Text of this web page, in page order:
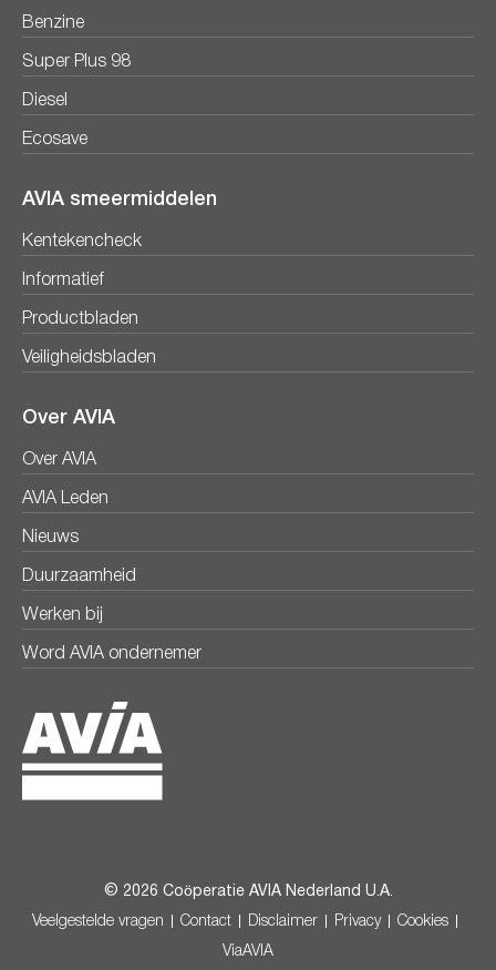
Benzine
Super Plus 98
Diesel
Ecosave
AVIA smeermiddelen
Kentekencheck
Informatief
Productbladen
Veiligheidsbladen
Over AVIA
Over AVIA
AVIA Leden
Nieuws
Duurzaamheid
Werken bij
Word AVIA ondernemer
© 2026 Coöperatie AVIA Nederland U.A.
Veelgestelde vragen Contact Disclaimer Privacy Cookies
ViaAVIA